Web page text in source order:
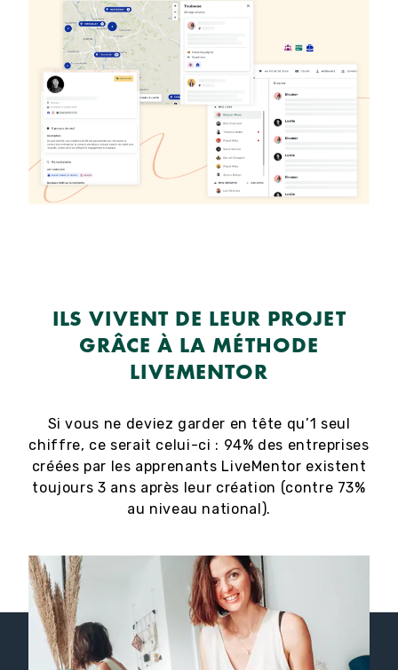
ILS VIVENT DE LEUR PROJET
GRÂCE À LA MÉTHODE
LIVEMENTOR
Si vous ne deviez garder en tête qu’1 seul
chiffre, ce serait celui-ci : 94% des entreprises
créées par les apprenants LiveMentor existent
toujours 3 ans après leur création (contre 73%
au niveau national).